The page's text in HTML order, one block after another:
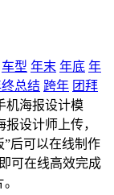
车型 年末 年底 年
总结 跨年 团拜
机海报设计模
设计师上传，
”后可以在线制作
可在线高效完成